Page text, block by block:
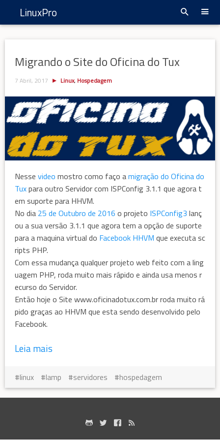
LinuxPro
Migrando o Site do Oficina do Tux
7 Abril, 2017 Linux, Hospedagem
Nesse video mostro como faço amigração do Oficina do
Tuxpara outro Servidor com ISPConfig 3.1.1 que agora t
em suporte para HHVM.
No dia 25 de Outubro de 2016 o projeto ISPConfig3 lanç
ou a sua versão 3.1.1 que agora tem a opção de suporte
para a maquina virtual do Facebook HHVM que executa sc
ripts PHP.
Com essa mudança qualquer projeto web feito com a ling
uagem PHP, roda muito mais rápido e ainda usa menos r
ecurso do Servidor.
Então hoje o Site www.oficinadotux.com.br roda muito rá
pido graças ao HHVM que esta sendo desenvolvido pelo
Facebook.
Leia mais
linux lamp servidores hospedagem